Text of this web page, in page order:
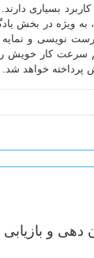
بسیاری
ویژه در بخش
نویسی و
سرعت کار خویش
پرداخته خواهد شد.
و بازیابی